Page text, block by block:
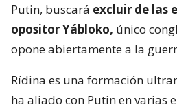
Putin, buscará excluir de las
opositor Yábloko, único
opone abiertamente a la
Rídina es una formación
ha aliado con Putin en varias